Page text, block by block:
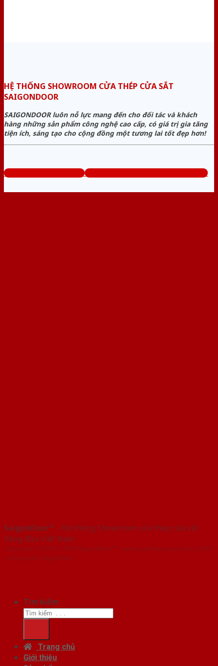
HỆ THỐNG SHOWROOM CỬA THÉP CỬA SẮT
SAIGONDOOR
SAIGONDOOR luôn nỗ lực mang đến cho đối tác và khách
hàng những sản phẩm công nghệ cao cấp, có giá trị gia tăng
tiện ích, sáng tạo cho cộng đồng một tương lai tốt đẹp hơn!
www.cuathepcuasat.com Tổng đài tư vấn miễn phí: 0824.400.400
SaigonDoor™ - Hệ thống Showroom cửa thép cửa sắt
hàng đầu Việt Nam
Copyright ⓒ 2016 – 2026 SaigonDoor™ - www.cuathepcuasat.com | Đơn
vị chủ quản SaigonDoor
Tìm kiếm:
Trang chủ
Giới thiệu